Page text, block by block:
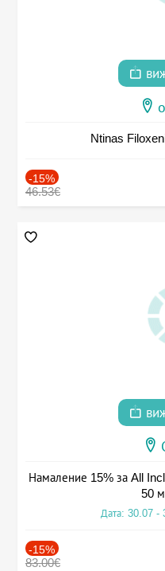
Ntinas
-15%
46.53€
Намаление 15% за All
50
Дата: 30.07 -
-15%
83.00€